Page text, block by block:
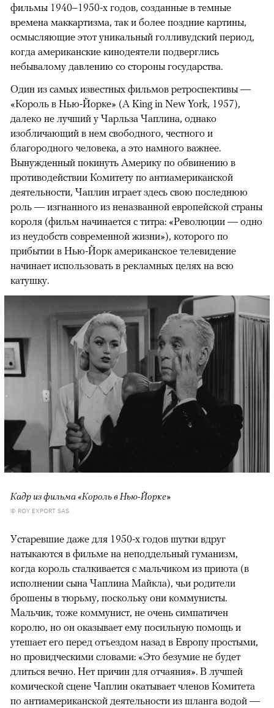
фильмы 1940–1950-х годов, созданные в темные
времена маккартизма, так и более поздние картины,
осмысляющие этот уникальный голливудский период,
когда американские кинодеятели подверглись
небывалому давлению со стороны государства.
Один из самых известных фильмов ретроспективы —
«Король в Нью-Йорке» (A King in New York, 1957),
далеко не лучший у Чарльза Чаплина, однако
изобличающий в нем свободного, честного и
благородного человека, а это намного важнее.
Вынужденный покинуть Америку по обвинению в
противодействии Комитету по антиамериканской
деятельности, Чаплин играет здесь свою последнюю
роль — изгнанного из неназванной европейской страны
короля (фильм начинается с титра: «Революции — одно
из неудобств современной жизни»), которого по
прибытии в Нью-Йорк американское телевидение
начинает использовать в рекламных целях на всю
катушку.
Кадр из фильма «Король в Нью-Йорке»
© ROY EXPORT SAS
Устаревшие даже для 1950-х годов шутки вдруг
натыкаются в фильме на неподдельный гуманизм,
когда король сталкивается с мальчиком из приюта (в
исполнении сына Чаплина Майкла), чьи родители
брошены в тюрьму, поскольку они коммунисты.
Мальчик, тоже коммунист, не очень симпатичен
королю, но он оказывает ему посильную помощь и
утешает его перед отъездом назад в Европу простыми,
но провидческими словами: «Это безумие не будет
длиться вечно. Нет причин для отчаяния». В лучшей
комической сцене Чаплин окатывает членов Комитета
по антиамериканской деятельности из шланга водой —